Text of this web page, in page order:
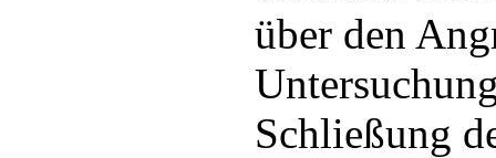
über den
Schließung